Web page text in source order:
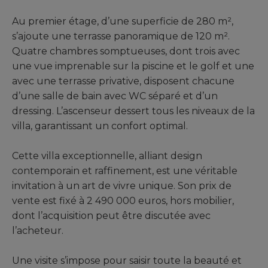
Au premier étage, d’une superficie de 280 m²,
s’ajoute une terrasse panoramique de 120 m².
Quatre chambres somptueuses, dont trois avec
une vue imprenable sur la piscine et le golf et une
avec une terrasse privative, disposent chacune
d’une salle de bain avec WC séparé et d’un
dressing. L’ascenseur dessert tous les niveaux de la
villa, garantissant un confort optimal.
Cette villa exceptionnelle, alliant design
contemporain et raffinement, est une véritable
invitation à un art de vivre unique. Son prix de
vente est fixé à 2 490 000 euros, hors mobilier,
dont l’acquisition peut être discutée avec
l’acheteur.
Une visite s’impose pour saisir toute la beauté et